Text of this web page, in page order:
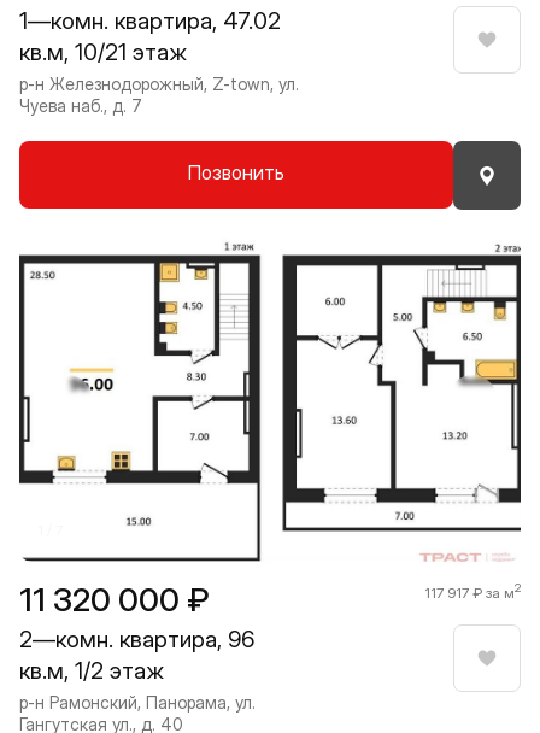
1—комн. квартира, 47.02
кв.м, 10/21 этаж
р-н Железнодорожный, Z-town, ул.
Чуева наб., д. 7
Позвонить
11 320 000 ₽ 117 917 ₽ за м2
2—комн. квартира, 96
кв.м, 1/2 этаж
р-н Рамонский, Панорама, ул.
Гангутская ул., д. 40
Прокрутить влево